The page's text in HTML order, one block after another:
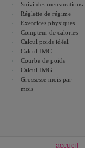
Suivi des mensurations
Réglette de régime
Exercices physiques
Compteur de calories
Calcul poids idéal
Calcul IMC
Courbe de poids
Calcul IMG
Grossesse mois par
mois
accueil